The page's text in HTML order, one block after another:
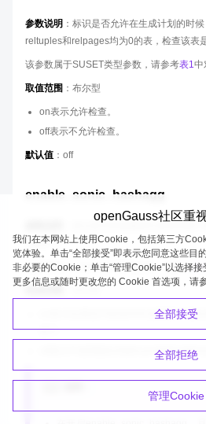
参数说明 ：标识是否允许在生成计划的时
reltuples和relpages均为0的表，检查该表
该参数属于SUSET类型参数，请参考表1中
取值范围 ：布尔型
on表示允许检查。
off表示不允许检查。
默认值 ：off
enable_sonic_hashagg
：标识是否依据规则约束使用基
Agg算子。
该参数属于USERSET类型参数，请参考表
on表示在满足约束条件时使用基于面
算子。
off表示不使用面向列的hash表设计的
openGauss社区重
我们在本网站上使用Cookie，包括第三方
览体验。单击“全部接受”即表示您同意这些目
非必要的Cookie；单击“管理Cookie”以选择
更多信息或随时更改您的 Cookie 首选项，请
全部接受
全部拒绝
管理Cookie